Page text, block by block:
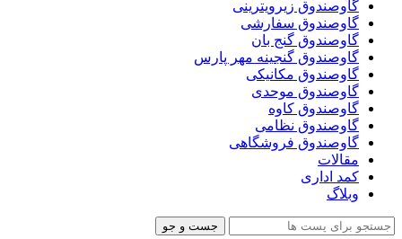
گاوصندوق زیرویترینی
گاوصندوق سفارشی
گاوصندوق گنج بان
گاوصندوق گنجینه مهر پارس
گاوصندوق مکانیکی
گاوصندوق موحدی
گاوصندوق کاوه
گاوصندوق نظامی
گاوصندوق فروشگاهی
مقالات
کمد اداری
وبلاگ
جست و جو